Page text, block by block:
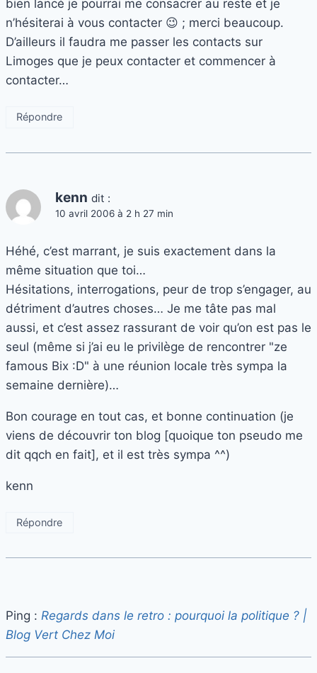
bien lancé je pourrai me consacrer au reste et je
n’hésiterai à vous contacter 😉 ; merci beaucoup.
D’ailleurs il faudra me passer les contacts sur
Limoges que je peux contacter et commencer à
contacter…
Répondre
kenn dit :
10 avril 2006 à 2 h 27 min
Héhé, c’est marrant, je suis exactement dans la
même situation que toi…
Hésitations, interrogations, peur de trop s’engager, au
détriment d’autres choses… Je me tâte pas mal
aussi, et c’est assez rassurant de voir qu’on est pas le
seul (même si j’ai eu le privilège de rencontrer "ze
famous Bix :D" à une réunion locale très sympa la
semaine dernière)…
Bon courage en tout cas, et bonne continuation (je
viens de découvrir ton blog [quoique ton pseudo me
dit qqch en fait], et il est très sympa ^^)
kenn
Répondre
Ping : Regards dans le retro : pourquoi la politique ? |
Blog Vert Chez Moi